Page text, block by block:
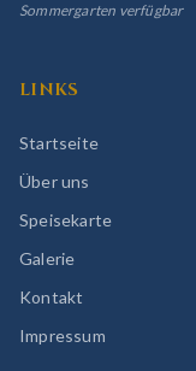
Sommergarten verfügbar
LINKS
Startseite
Über uns
Speisekarte
Galerie
Kontakt
Impressum